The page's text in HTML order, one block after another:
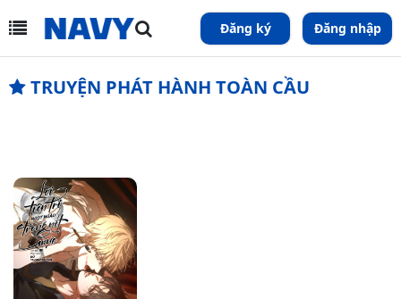
Đăng ký Đăng nhập
TRUYỆN PHÁT HÀNH TOÀN CẦU